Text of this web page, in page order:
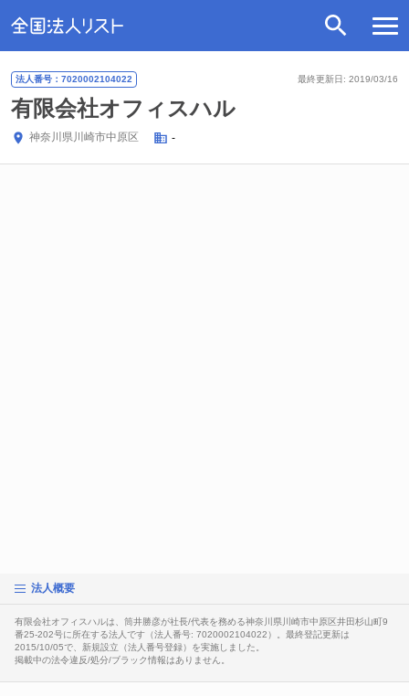
最終更新日: 2019/03/16
法人番号：7020002104022
有限会社オフィスハル
神奈川県川崎市中原区 -
法人概要
有限会社オフィスハルは、筒井勝彦が社長/代表を務める神奈川県川崎市中原区井田杉山町9
番25-202号に所在する法人です（法人番号: 7020002104022）。最終登記更新は
2015/10/05で、新規設立（法人番号登録）を実施しました。
掲載中の法令違反/処分/ブラック情報はありません。